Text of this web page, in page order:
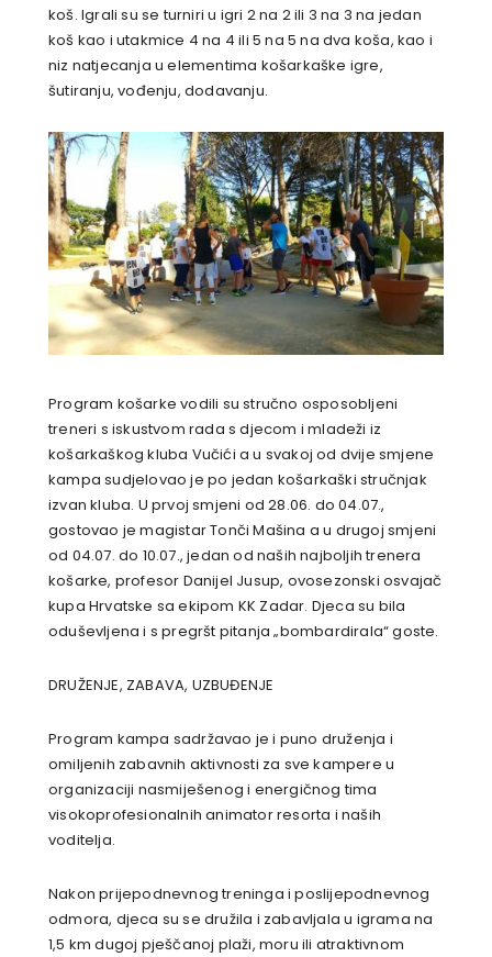
koš. Igrali su se turniri u igri 2 na 2 ili 3 na 3 na jedan
koš kao i utakmice 4 na 4 ili 5 na 5 na dva koša, kao i
niz natjecanja u elementima košarkaške igre,
šutiranju, vođenju, dodavanju.
Program košarke vodili su stručno osposobljeni
treneri s iskustvom rada s djecom i mladeži iz
košarkaškog kluba Vučići a u svakoj od dvije smjene
kampa sudjelovao je po jedan košarkaški stručnjak
izvan kluba. U prvoj smjeni od 28.06. do 04.07.,
gostovao je magistar Tonči Mašina a u drugoj smjeni
od 04.07. do 10.07., jedan od naših najboljih trenera
košarke, profesor Danijel Jusup, ovosezonski osvajač
kupa Hrvatske sa ekipom KK Zadar. Djeca su bila
oduševljena i s pregršt pitanja „bombardirala“ goste.
DRUŽENJE, ZABAVA, UZBUĐENJE
Program kampa sadržavao je i puno druženja i
omiljenih zabavnih aktivnosti za sve kampere u
organizaciji nasmiješenog i energičnog tima
visokoprofesionalnih animator resorta i naših
voditelja.
Nakon prijepodnevnog treninga i poslijepodnevnog
odmora, djeca su se družila i zabavljala u igrama na
1,5 km dugoj pješčanoj plaži, moru ili atraktivnom